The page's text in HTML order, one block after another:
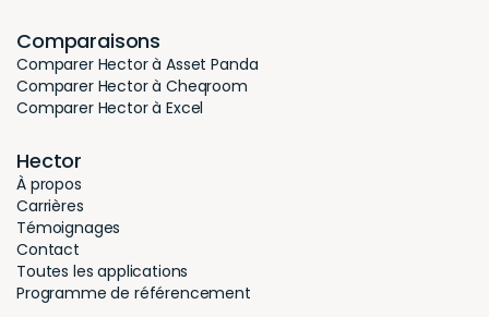
Comparaisons
Comparer Hector à Asset Panda
Comparer Hector à Cheqroom
Comparer Hector à Excel
Hector
À propos
Carrières
Témoignages
Contact
Toutes les applications
Programme de référencement